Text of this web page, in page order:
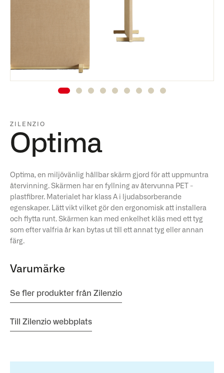
ZILENZIO
Optima
Optima, en miljövänlig hållbar skärm gjord för att uppmuntra
återvinning. Skärmen har en fyllning av återvunna PET -
plastfibrer. Materialet har klass A i ljudabsorberande
egenskaper. Lätt vikt vilket gör den ergonomisk att installera
och flytta runt. Skärmen kan med enkelhet kläs med ett tyg
som efter valfria år kan bytas ut till ett annat tyg eller annan
färg.
Varumärke
Se fler produkter från Zilenzio
Till Zilenzio webbplats